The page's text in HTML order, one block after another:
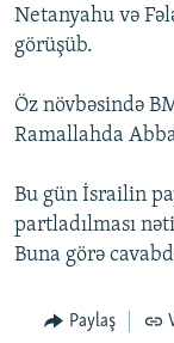
Netanyahu və
görüşüb.
Öz növbəsində
Ramallahda
Bu gün İsrailin
partladılması
Buna görə
Paylaş